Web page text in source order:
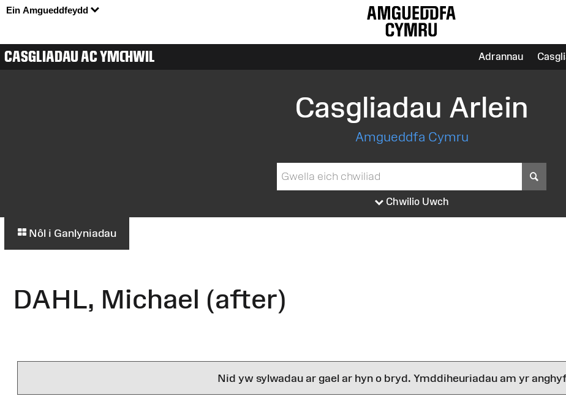
Ein Amgueddfeydd
CASGLIADAU AC YMCHWIL Adrannau
Casgliadau Arlein
Amgueddfa Cymru
Chwilio Uwch
Nôl i Ganlyniadau
DAHL, Michael (after)
Nid yw sylwadau ar gael ar hyn o bryd. Ymddiheuriadau am yr